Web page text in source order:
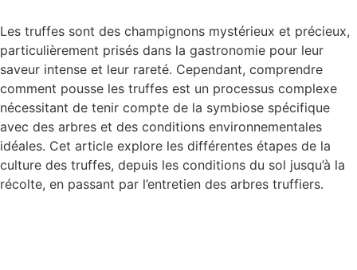
Les truffes sont des champignons mystérieux et précieux,
particulièrement prisés dans la gastronomie pour leur
saveur intense et leur rareté. Cependant, comprendre
comment pousse les truffes est un processus complexe
nécessitant de tenir compte de la symbiose spécifique
avec des arbres et des conditions environnementales
idéales. Cet article explore les différentes étapes de la
culture des truffes, depuis les conditions du sol jusqu’à la
récolte, en passant par l’entretien des arbres truffiers.